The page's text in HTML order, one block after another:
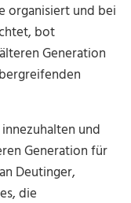
organisiert und bei
bot
Generation
und
Generation für
Deutinger,
die